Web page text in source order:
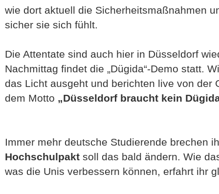
wie dort aktuell die Sicherheitsmaßnahmen
sicher sie sich fühlt.
Die Attentate sind auch hier in Düsseldorf
Nachmittag findet die „Dügida“-Demo statt.
das Licht ausgeht und berichten live von der
dem Motto „Düsseldorf braucht kein
Immer mehr deutsche Studierende brechen
Hochschulpakt soll das bald ändern. Wie
was die Unis verbessern können, erfahrt ihr